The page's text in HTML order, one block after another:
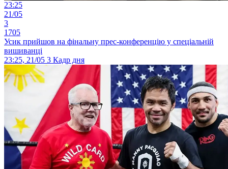
23:25
21/05
3
1705
Усик прийшов на фінальну прес-конференцію у спеціальній
вишиванці
23:25, 21/05 3 Кадр дня